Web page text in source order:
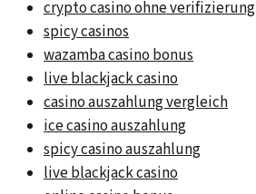
crypto casino ohne verifizierung
spicy casinos
wazamba casino bonus
live blackjack casino
casino auszahlung vergleich
ice casino auszahlung
spicy casino auszahlung
live blackjack casino